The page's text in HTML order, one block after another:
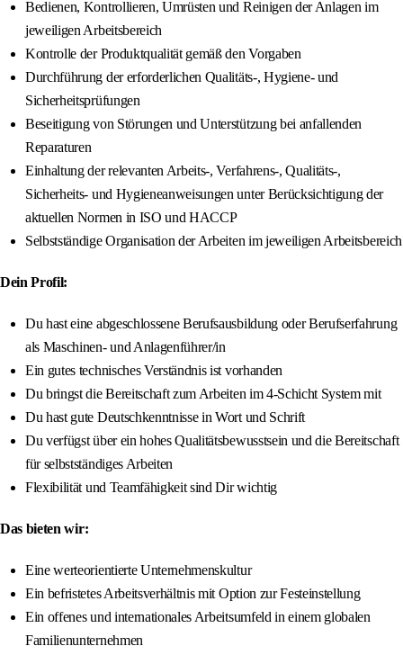
Bedienen, Kontrollieren, Umrüsten und Reinigen der Anlagen im
jeweiligen Arbeitsbereich
Kontrolle der Produktqualität gemäß den Vorgaben
Durchführung der erforderlichen Qualitäts-, Hygiene- und
Sicherheitsprüfungen
Beseitigung von Störungen und Unterstützung bei anfallenden
Reparaturen
Einhaltung der relevanten Arbeits-, Verfahrens-, Qualitäts-,
Sicherheits- und Hygieneanweisungen unter Berücksichtigung der
aktuellen Normen in ISO und HACCP
Selbstständige Organisation der Arbeiten im jeweiligen Arbeitsbereich
Dein Profil:
Du hast eine abgeschlossene Berufsausbildung oder Berufserfahrung
als Maschinen- und Anlagenführer/in
Ein gutes technisches Verständnis ist vorhanden
Du bringst die Bereitschaft zum Arbeiten im 4-Schicht System mit
Du hast gute Deutschkenntnisse in Wort und Schrift
Du verfügst über ein hohes Qualitätsbewusstsein und die Bereitschaft
für selbstständiges Arbeiten
Flexibilität und Teamfähigkeit sind Dir wichtig
Das bieten wir:
Eine werteorientierte Unternehmenskultur
Ein befristetes Arbeitsverhältnis mit Option zur Festeinstellung
Ein offenes und internationales Arbeitsumfeld in einem globalen
Familienunternehmen